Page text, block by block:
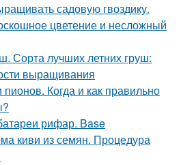
садовую гвоздику.
цветение и несложный
Сорта лучших летних груш:
выращивания
Когда и как правильно
рифар. Base
киви из семян. Процедура